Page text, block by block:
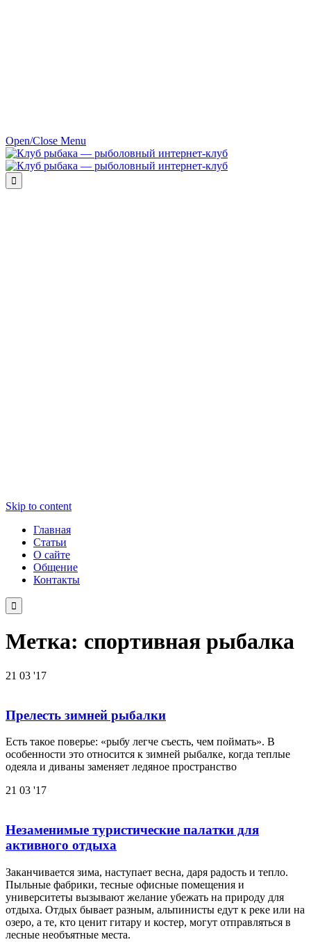
Open/Close Menu

Skip to content
Главная
Статьи
О сайте
Общение
Контакты

Метка: спортивная рыбалка
21 03 '17
Прелесть зимней рыбалки
Есть такое поверье: «рыбу легче съесть, чем поймать». В
особенности это относится к зимней рыбалке, когда теплые
одеяла и диваны заменяет ледяное пространство
21 03 '17
Незаменимые туристические палатки для
активного отдыха
Заканчивается зима, наступает весна, даря радость и тепло.
Пыльные фабрики, тесные офисные помещения и
университеты вызывают желание убежать на природу для
отдыха. Отдых бывает разным, альпинисты едут к реке или на
озеро, а те, кто ценит гитару и костер, могут отправляться в
лесные необъятные места.